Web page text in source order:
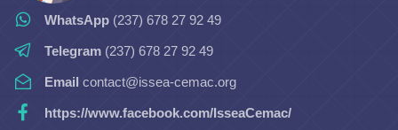
WhatsApp (237) 678 27 92 49
Telegram (237) 678 27 92 49
Email contact@issea-cemac.org
https://www.facebook.com/IsseaCemac/